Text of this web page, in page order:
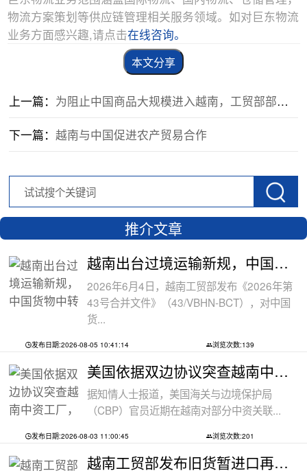
物流方案策划等供应链管理相关服务领域。如对巨东物流
业务方面感兴趣,请点击在线咨询。
本文分享
上一篇： 为阻止中国商品大规模进入越南，工贸部部长提出一系列解决方案
下一篇：越南与中国促进农产贸易合作
推介文章
越南出台过境运输新规，中国货物中转通
2026年6月4日，越南工贸部发布《2026年第
43号合并文件》（43/VBHN-BCT），对中国
货...
发布日期:2026-08-05 10:41:14 浏览次数:139
美国依据双边协议突查越南中资工厂，三
据知情人士报道，美国海关与边境保护局
（CBP）官员近期在越南对部分中资关联...
发布日期:2026-08-03 11:00:45 浏览次数:201
越南工贸部发布旧货暂进口再出口新规：